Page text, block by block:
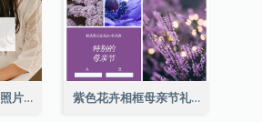
棕色母亲和女儿的照片母亲节的礼品卡 紫色花卉相框母亲节礼品卡